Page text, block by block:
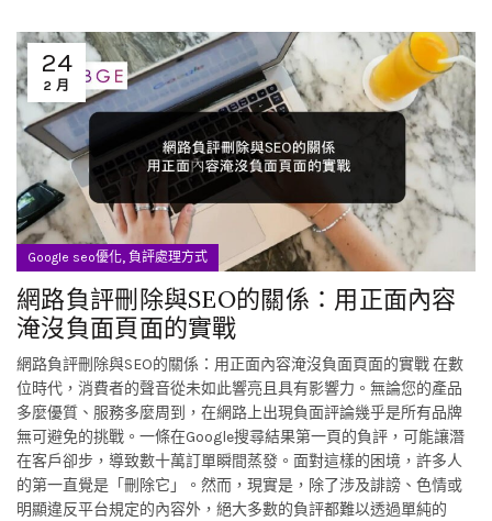
24
2 月
Google seo優化, 負評處理方式
網路負評刪除與SEO的關係：用正面內容
淹沒負面頁面的實戰
網路負評刪除與SEO的關係：用正面內容淹沒負面頁面的實戰 在數
位時代，消費者的聲音從未如此響亮且具有影響力。無論您的產品
多麼優質、服務多麼周到，在網路上出現負面評論幾乎是所有品牌
無可避免的挑戰。一條在Google搜尋結果第一頁的負評，可能讓潛
在客戶卻步，導致數十萬訂單瞬間蒸發。面對這樣的困境，許多人
的第一直覺是「刪除它」。然而，現實是，除了涉及誹謗、色情或
明顯違反平台規定的內容外，絕大多數的負評都難以透過單純的